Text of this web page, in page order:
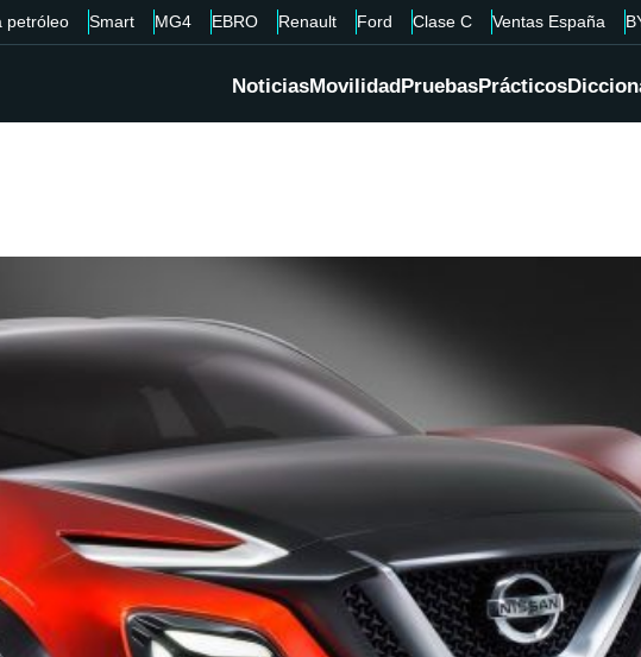
petróleo Smart MG4 EBRO Renault Ford Clase C Ventas España
NoticiasMovilidadPruebasPrácticos